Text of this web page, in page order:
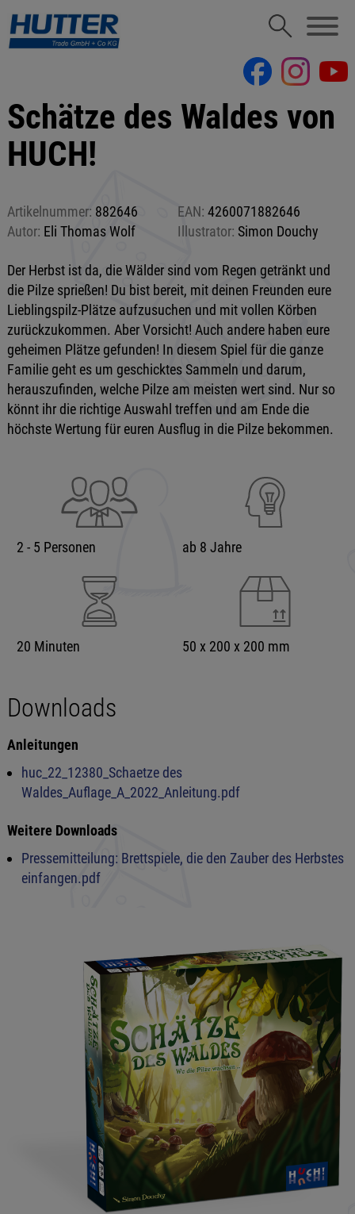
Schätze des Waldes von
HUCH!
Artikelnummer: 882646 EAN: 4260071882646
Autor: Eli Thomas Wolf Illustrator: Simon Douchy
Der Herbst ist da, die Wälder sind vom Regen getränkt und
die Pilze sprießen! Du bist bereit, mit deinen Freunden eure
Lieblingspilz-Plätze aufzusuchen und mit vollen Körben
zurückzukommen. Aber Vorsicht! Auch andere haben eure
geheimen Plätze gefunden! In diesem Spiel für die ganze
Familie geht es um geschicktes Sammeln und darum,
herauszufinden, welche Pilze am meisten wert sind. Nur so
könnt ihr die richtige Auswahl treffen und am Ende die
höchste Wertung für euren Ausflug in die Pilze bekommen.
2 - 5 Personen ab 8 Jahre
20 Minuten 50 x 200 x 200 mm
Downloads
Anleitungen
huc_22_12380_Schaetze des
Waldes_Auflage_A_2022_Anleitung.pdf
Weitere Downloads
Pressemitteilung: Brettspiele, die den Zauber des Herbstes
einfangen.pdf